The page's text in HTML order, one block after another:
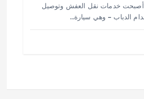
أصبحت خدمات نقل العفش وتوصيل
الدباب – وهي سيارة…